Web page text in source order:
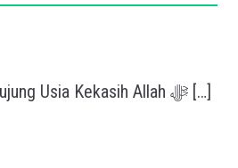
Ujian Berat di Penghujung Usia Kekasih Allah ﷻ […]